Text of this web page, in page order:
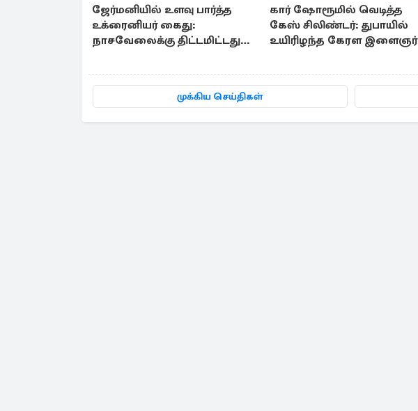
ஜேர்மனியில் உளவு பார்த்த
உக்ரைனியர் கைது:
நாசவேலைக்கு திட்டமிட்டது
கார் ஷோரூமில் வெடித்த
கேஸ் சிலிண்டர்: துபாயில்
உயிரிழந்த கேரள இளைஞர்
முக்கிய செய்திகள்